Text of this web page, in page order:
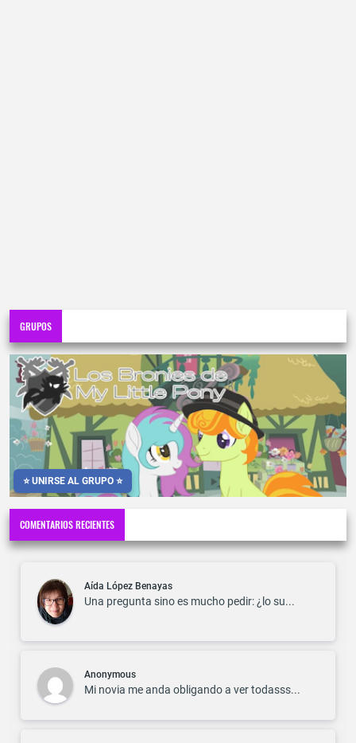
GRUPOS
⭐ UNIRSE AL GRUPO ⭐
COMENTARIOS RECIENTES
Aída López Benayas
Una pregunta sino es mucho pedir: ¿lo su...
Anonymous
Mi novia me anda obligando a ver todasss...